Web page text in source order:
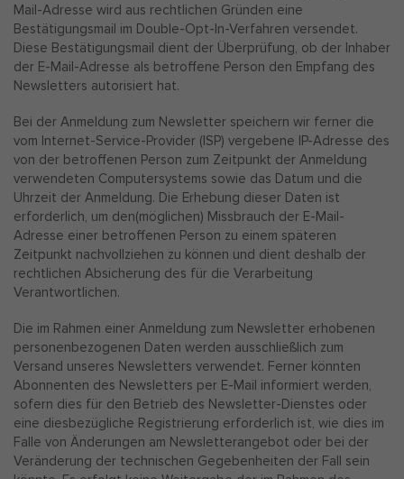
Mail-Adresse wird aus rechtlichen Gründen eine
Bestätigungsmail im Double-Opt-In-Verfahren versendet.
Diese Bestätigungsmail dient der Überprüfung, ob der Inhaber
der E-Mail-Adresse als betroffene Person den Empfang des
Newsletters autorisiert hat.
Bei der Anmeldung zum Newsletter speichern wir ferner die
vom Internet-Service-Provider (ISP) vergebene IP-Adresse des
von der betroffenen Person zum Zeitpunkt der Anmeldung
verwendeten Computersystems sowie das Datum und die
Uhrzeit der Anmeldung. Die Erhebung dieser Daten ist
erforderlich, um den(möglichen) Missbrauch der E-Mail-
Adresse einer betroffenen Person zu einem späteren
Zeitpunkt nachvollziehen zu können und dient deshalb der
rechtlichen Absicherung des für die Verarbeitung
Verantwortlichen.
Die im Rahmen einer Anmeldung zum Newsletter erhobenen
personenbezogenen Daten werden ausschließlich zum
Versand unseres Newsletters verwendet. Ferner könnten
Abonnenten des Newsletters per E-Mail informiert werden,
sofern dies für den Betrieb des Newsletter-Dienstes oder
eine diesbezügliche Registrierung erforderlich ist, wie dies im
Falle von Änderungen am Newsletterangebot oder bei der
Veränderung der technischen Gegebenheiten der Fall sein